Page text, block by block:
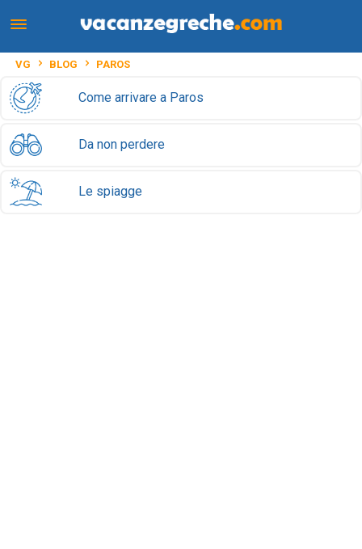
VG BLOG PAROS
Come arrivare a Paros
Da non perdere
Le spiagge